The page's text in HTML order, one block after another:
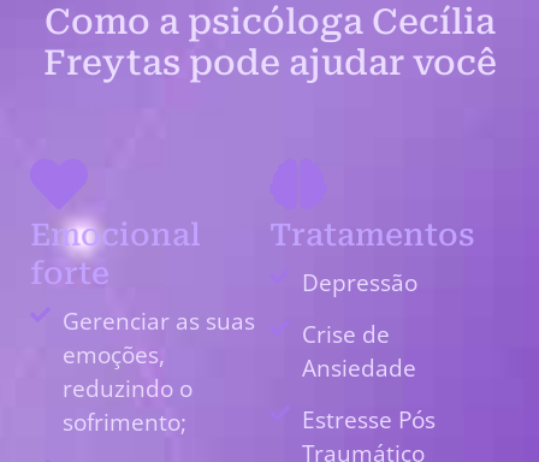
Como a psicóloga Cecília
Freytas pode ajudar você
Emocional
forte
Gerenciar as suas
emoções,
reduzindo o
sofrimento;
Tratamentos
Depressão
Crise de
Ansiedade
Estresse Pós
Traumático